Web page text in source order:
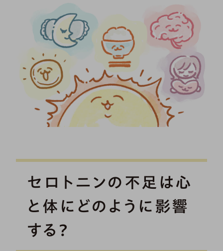
セロトニンの不足は心
と体にどのように影響
する？